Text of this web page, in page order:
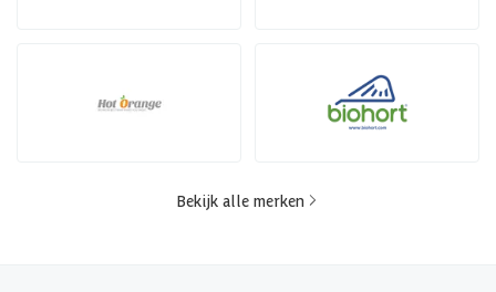
Bekijk alle merken